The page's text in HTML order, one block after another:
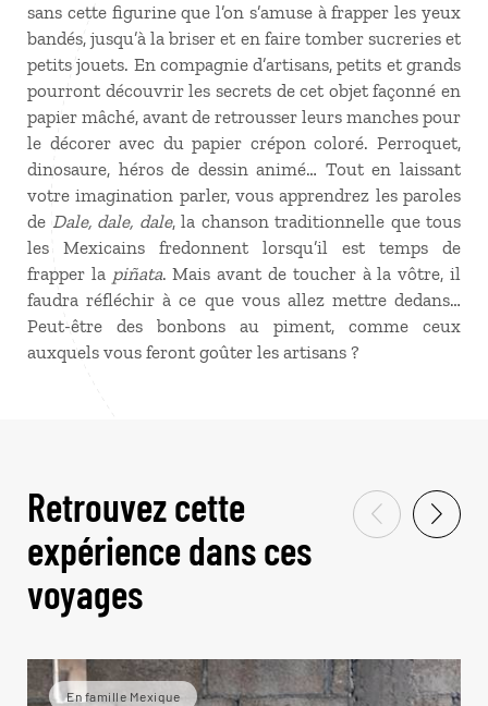
sans cette figurine que l’on s’amuse à frapper les yeux
bandés, jusqu’à la briser et en faire tomber sucreries et
petits jouets. En compagnie d’artisans, petits et grands
pourront découvrir les secrets de cet objet façonné en
papier mâché, avant de retrousser leurs manches pour
le décorer avec du papier crépon coloré. Perroquet,
dinosaure, héros de dessin animé… Tout en laissant
votre imagination parler, vous apprendrez les paroles
de Dale, dale, dale, la chanson traditionnelle que tous
les Mexicains fredonnent lorsqu’il est temps de
frapper la piñata. Mais avant de toucher à la vôtre, il
faudra réfléchir à ce que vous allez mettre dedans…
Peut-être des bonbons au piment, comme ceux
auxquels vous feront goûter les artisans ?
Retrouvez cette
expérience dans ces
voyages
En famille Mexique